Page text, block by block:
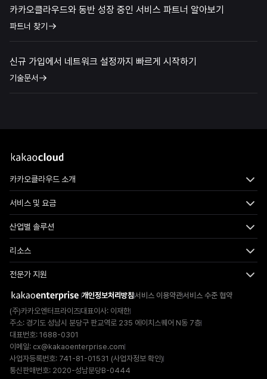
카카오클라우드와 동반 성장 중인 서비스 파트너 알아보기
파트너 찾기
신규 가입에서 네트워크 설정까지 빠르게 시작하기
기술문서
카카오클라우드 소개
서비스 및 요금
산업별 솔루션
리소스
전문가 지원
개인정보처리방침서비스 이용약관서비스 수준 협약
(주)카카오엔터프라이즈대표이사: 이재한
주소: 경기도 성남시 분당구 판교역로 235 에이치스퀘어 N동 7층
대표번호: 1688-0301
이메일: cx@kakaoenterprise.com
사업자등록번호: 741-81-01531 (사업자정보 확인)
통신판매번호: 2020-성남분당B-0444